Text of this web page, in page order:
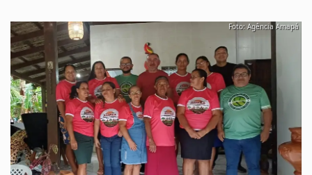
Foto: Agência Amapá